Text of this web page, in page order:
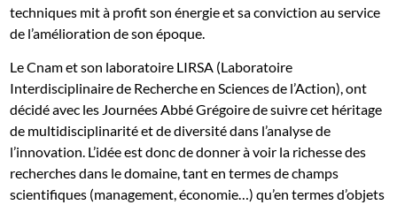
techniques mit à profit son énergie et sa conviction au service
de l’amélioration de son époque.
Le Cnam et son laboratoire LIRSA (Laboratoire
Interdisciplinaire de Recherche en Sciences de l’Action), ont
décidé avec les Journées Abbé Grégoire de suivre cet héritage
de multidisciplinarité et de diversité dans l’analyse de
l’innovation. L’idée est donc de donner à voir la richesse des
recherches dans le domaine, tant en termes de champs
scientifiques (management, économie…) qu’en termes d’objets